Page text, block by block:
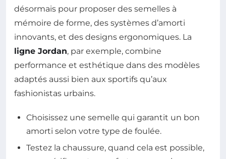
désormais pour proposer des semelles à
mémoire de forme, des systèmes d’amorti
innovants, et des designs ergonomiques. La
ligne Jordan, par exemple, combine
performance et esthétique dans des modèles
adaptés aussi bien aux sportifs qu’aux
fashionistas urbains.
Choisissez une semelle qui garantit un bon
amorti selon votre type de foulée.
Testez la chaussure, quand cela est possible,